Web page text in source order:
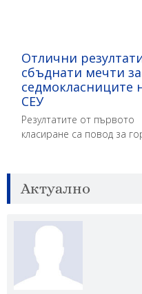
Отлични
сбъднати мечти за
седмокласниците
СЕУ
Резултатите от първото
класиране са повод за
Актуално